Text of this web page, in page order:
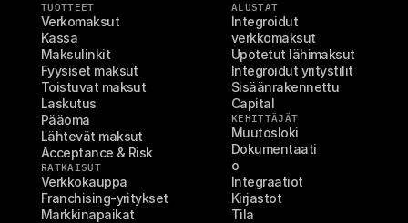
TUOTTEET
Verkomaksut
Kassa
Maksulinkit
Fyysiset maksut
Toistuvat maksut
Laskutus
Pääoma
Lähtevät maksut
Acceptance & Risk
RATKAISUT
Verkkokauppa
Franchising-yritykset
Markkinapaikat
ALUSTAT
Integroidut
verkkomaksut
Upotetut lähimaksut
Integroidut yritystilit
Sisäänrakennettu
Capital
KEHITTÄJÄT
Muutosloki
Dokumentaati
o
Integraatiot
Kirjastot
Tila